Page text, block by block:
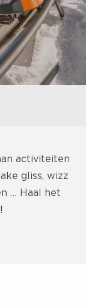
activiteiten
gliss, wizz
… Haal het